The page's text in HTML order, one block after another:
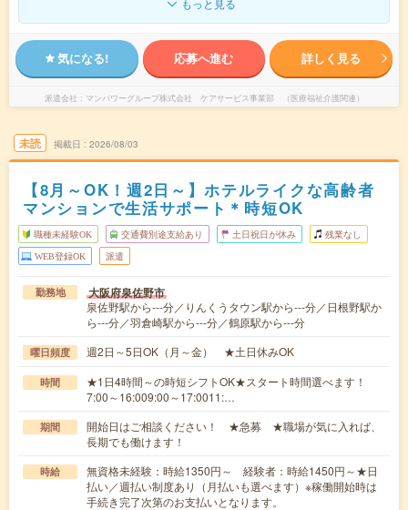
もっと見る
気になる! 応募へ進む 詳しく見る
派遣会社 マンパワーグループ株式会社 ケアサービス事業部 （医療福祉介護関連）
未読 掲載日 2026/08/03
【8月～OK！週2日～】ホテルライクな高齢者
マンションで生活サポート＊時短OK
職種未経験OK 交通費別途支給あり 土日祝日が休み 残業なし
WEB登録OK 派遣
勤務地 大阪府泉佐野市
泉佐野駅から---分／りんくうタウン駅から---分／日根野駅か
ら---分／羽倉崎駅から---分／鶴原駅から---分
曜日頻度 週2日～5日OK（月～金） ★土日休みOK
時間
★1日4時間～の時短シフトOK★スタート時間選べます！
7:00～16:009:00～17:0011:…
期間
開始日はご相談ください！ ★急募 ★職場が気に入れば、
長期でも働けます！
時給
無資格未経験：時給1350円～ 経験者：時給1450円～★日
払い／週払い制度あり（月払いも選べます）※稼働開始時は
手続き完了次第のお支払いとなります。